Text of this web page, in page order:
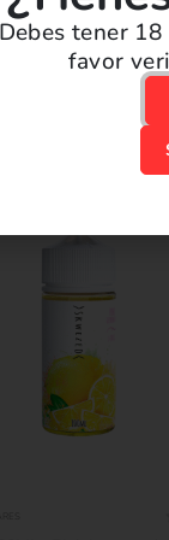
Debes tener
favor